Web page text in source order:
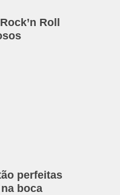
Roll
perfeitas
boca